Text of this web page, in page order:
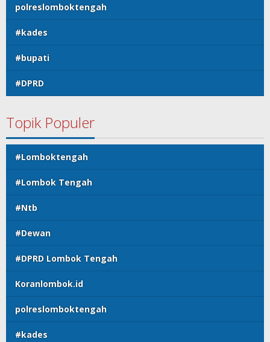
polreslomboktengah
#kades
#bupati
#DPRD
Topik Populer
#Lomboktengah
#Lombok Tengah
#Ntb
#Dewan
#DPRD Lombok Tengah
Koranlombok.id
polreslomboktengah
#kades